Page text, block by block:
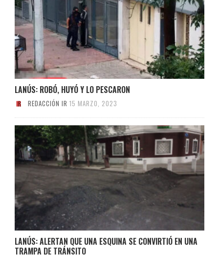
LANÚS: ROBÓ, HUYÓ Y LO PESCARON
REDACCIÓN IR 15 MARZO, 2023
LANÚS: ALERTAN QUE UNA ESQUINA SE CONVIRTIÓ EN UNA
TRAMPA DE TRÁNSITO